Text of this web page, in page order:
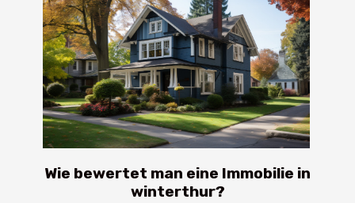
Wie bewertet man eine Immobilie in
winterthur?